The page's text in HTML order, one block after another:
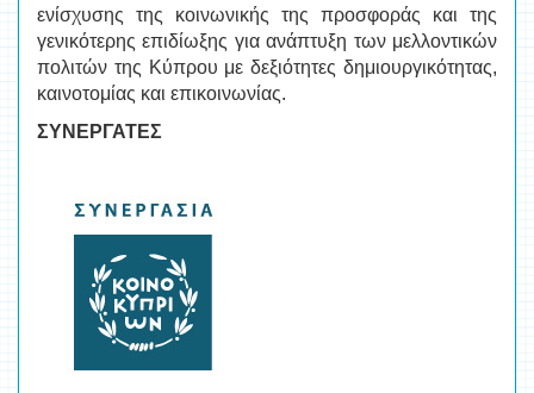
ενίσχυσης της κοινωνικής της προσφοράς και της
γενικότερης επιδίωξης για ανάπτυξη των μελλοντικών
πολιτών της Κύπρου με δεξιότητες δημιουργικότητας,
καινοτομίας και επικοινωνίας.
ΣΥΝΕΡΓΑΤΕΣ